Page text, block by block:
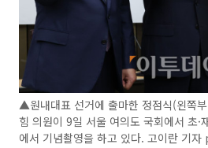
▲원내대표 선거에 출마한 정점식(왼쪽
힘 의원이 9일 서울 여의도 국회에서 초·
에서 기념촬영을 하고 있다. 고이란 기